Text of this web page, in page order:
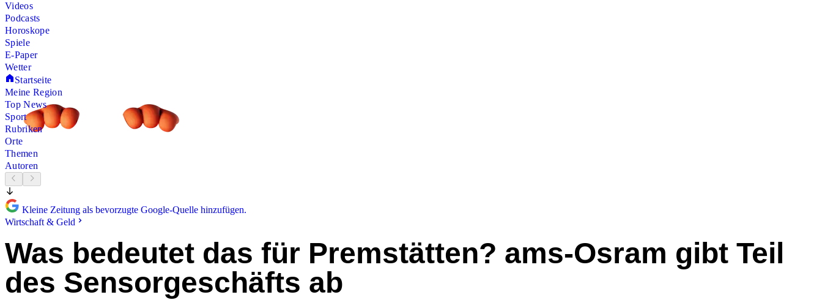
Videos
Podcasts
Horoskope
Spiele
E-Paper
Wetter
Startseite
Meine Region
Top News
Sport
Rubriken
Orte
Themen
Autoren
Kleine Zeitung als bevorzugte Google-Quelle hinzufügen.
Wirtschaft & Geld
Was bedeutet das für Premstätten? ams-Osram gibt Teil
des Sensorgeschäfts ab